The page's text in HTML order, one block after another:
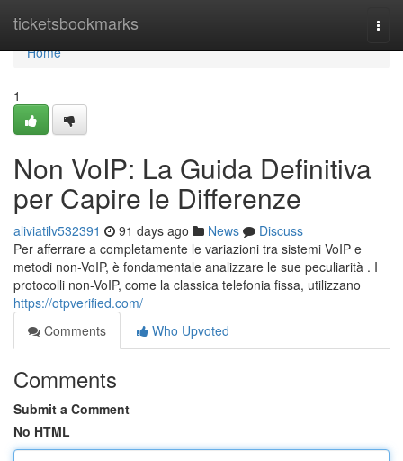
ticketsbookmarks
Home
Home
1
Non VoIP: La Guida Definitiva
per Capire le Differenze
aliviatilv532391 91 days ago News
Discuss
Per afferrare a completamente le variazioni tra sistemi VoIP e
metodi non-VoIP, è fondamentale analizzare le sue peculiarità . I
protocolli non-VoIP, come la classica telefonia fissa, utilizzano
https://otpverified.com/
Comments
Who Upvoted
Comments
Submit a Comment
No HTML